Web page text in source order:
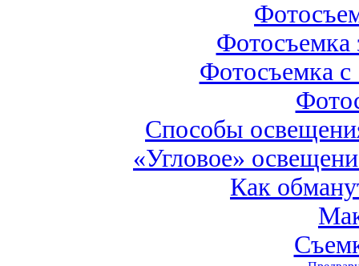
Фотосъемка
Фотосъемка
Способы
«Угловое»
Как